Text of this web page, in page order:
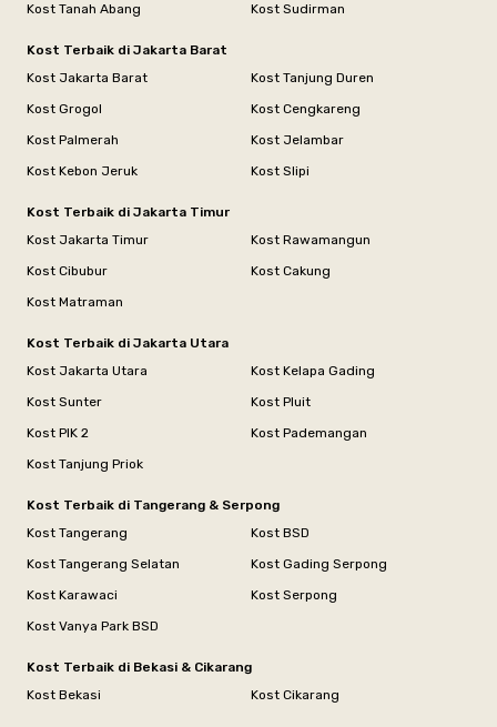
Kost Tanah Abang
Kost Sudirman
Kost Terbaik di Jakarta Barat
Kost Jakarta Barat
Kost Tanjung Duren
Kost Grogol
Kost Cengkareng
Kost Palmerah
Kost Jelambar
Kost Kebon Jeruk
Kost Slipi
Kost Terbaik di Jakarta Timur
Kost Jakarta Timur
Kost Rawamangun
Kost Cibubur
Kost Cakung
Kost Matraman
Kost Terbaik di Jakarta Utara
Kost Jakarta Utara
Kost Kelapa Gading
Kost Sunter
Kost Pluit
Kost PIK 2
Kost Pademangan
Kost Tanjung Priok
Kost Terbaik di Tangerang & Serpong
Kost Tangerang
Kost BSD
Kost Tangerang Selatan
Kost Gading Serpong
Kost Karawaci
Kost Serpong
Kost Vanya Park BSD
Kost Terbaik di Bekasi & Cikarang
Kost Bekasi
Kost Cikarang